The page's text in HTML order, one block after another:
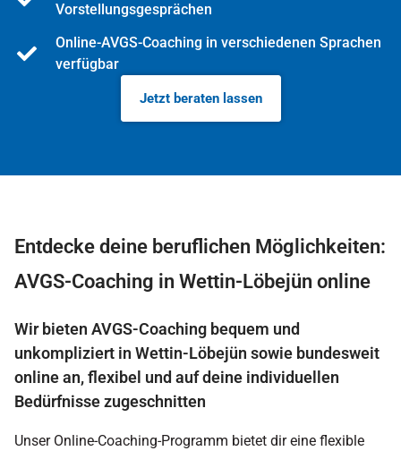
Vorstellungsgesprächen
Online-AVGS-Coaching in verschiedenen Sprachen
verfügbar
Jetzt beraten lassen
Entdecke deine beruflichen Möglichkeiten:
AVGS-Coaching in Wettin-Löbejün online
Wir bieten AVGS-Coaching bequem und
unkompliziert in Wettin-Löbejün sowie bundesweit
online an, flexibel und auf deine individuellen
Bedürfnisse zugeschnitten
Unser Online-Coaching-Programm bietet dir eine flexible